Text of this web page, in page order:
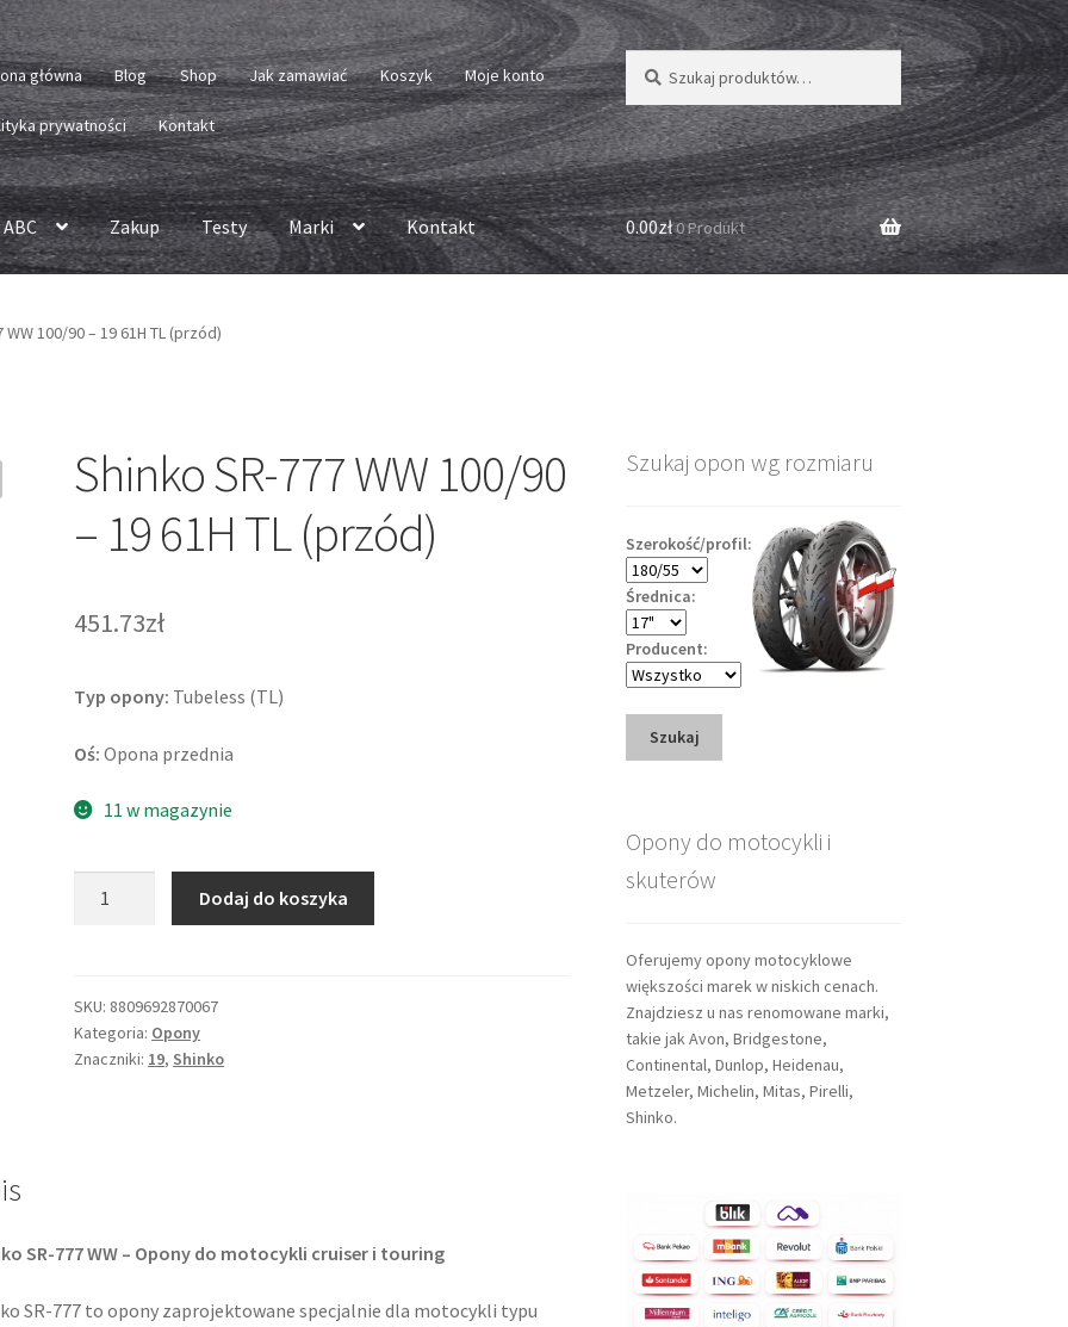
główna Blog Shop Jak zamawiać Koszyk Moje konto
prywatności Kontakt
Szukaj:
Szukaj
Zakup Testy Marki Kontakt 0.00zł0 Produkt
WW 100/90 – 19 61H TL (przód)
Shinko SR-777 WW 100/90
– 19 61H TL (przód)
451.73zł
Typ opony: Tubeless (TL)
Oś: Opona przednia
11 w magazynie
WW
100/90
-
Dodaj do koszyka
SKU: 8809692870067
Kategoria: Opony
Znaczniki: 19, Shinko
SR-777 WW – Opony do motocykli cruiser i touring
SR-777 to opony zaprojektowane specjalnie dla motocykli typu
Szukaj opon wg rozmiaru
Szerokość/profil:
Średnica:
Producent:
Szukaj
Opony do motocykli i
skuterów
Oferujemy opony motocyklowe
większości marek w niskich cenach.
Znajdziesz u nas renomowane marki,
takie jak Avon, Bridgestone,
Continental, Dunlop, Heidenau,
Metzeler, Michelin, Mitas, Pirelli,
Shinko.